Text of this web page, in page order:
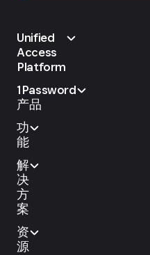
Unified
Access
Platform
1Password
产品
功
能
解
决
方
案
资
源